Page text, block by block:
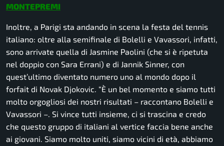
MONTEPREMI
Inoltre, a Parigi sta andando in scena la festa del tennis
italiano: oltre alla semifinale di Bolelli e Vavassori, infatti,
sono arrivate quella di Jasmine Paolini (che si è ripetuta
nel doppio con Sara Errani) e di Jannik Sinner, con
quest’ultimo diventato numero uno al mondo dopo il
forfait di Novak Djokovic. “È un bel momento e siamo tutti
molto orgogliosi dei nostri risultati – raccontano Bolelli e
Vavassori –. Si vince tutti insieme, ci si trascina e credo
che questo gruppo di italiani al vertice faccia bene anche
ai giovani. Siamo molto uniti, siamo vicini di età, abbiamo